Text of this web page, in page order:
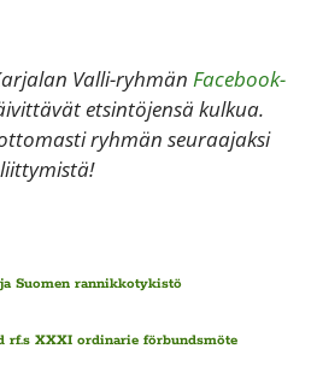
Valli-ryhmän Facebook-
etsintöjensä kulkua.
ryhmän seuraajaksi
liittymistä!
Suomen rannikkotykistö
rf.s XXXI ordinarie förbundsmöte